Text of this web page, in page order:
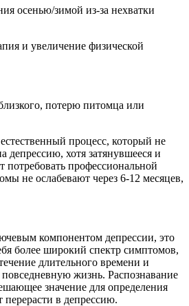
осенью/зимой из-за нехватки
и увеличение физической
потерю питомца или
процесс, который не
депрессию, хотя затянувшееся и
потребовать профессиональной
не ослабевают через 6-12 месяцев,
компонентом депрессии, это
более широкий спектр симптомов,
длительного времени и
жизнь. Распознавание
значение для определения
перерасти в депрессию.